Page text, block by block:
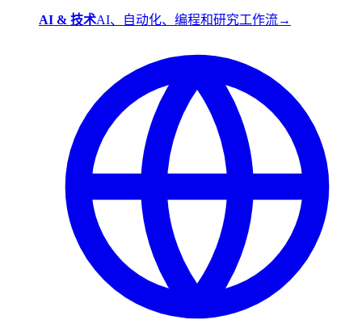
AI & 技术AI、自动化、编程和研究工作流→